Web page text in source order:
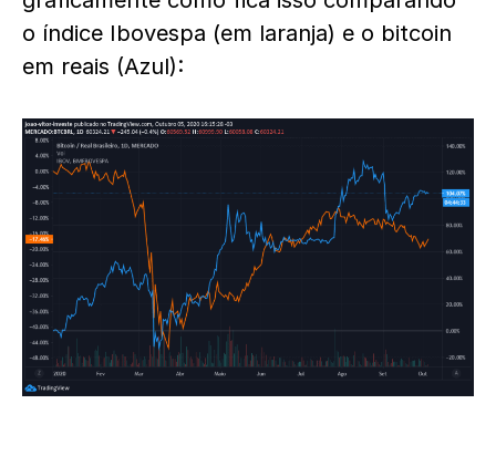
o índice Ibovespa (em laranja) e o bitcoin
em reais (Azul):